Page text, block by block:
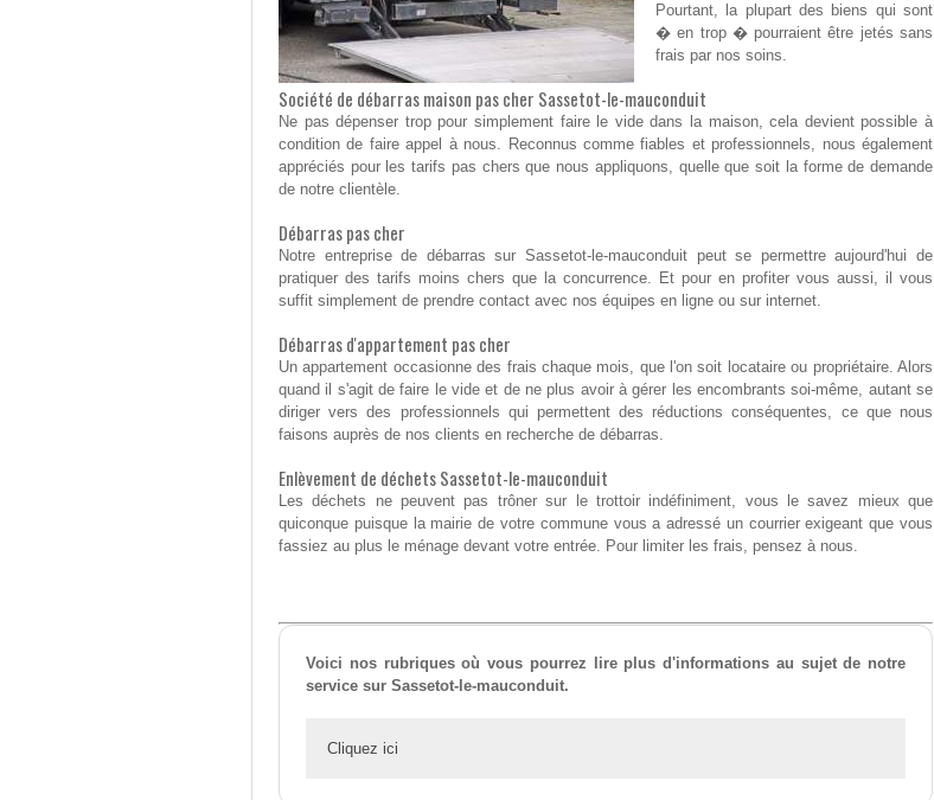
Pourtant, la plupart des biens qui sont
� en trop � pourraient être jetés sans
frais par nos soins.
Société de débarras maison pas cher Sassetot-le-mauconduit
Ne pas dépenser trop pour simplement faire le vide dans la maison, cela devient possible à
condition de faire appel à nous. Reconnus comme fiables et professionnels, nous également
appréciés pour les tarifs pas chers que nous appliquons, quelle que soit la forme de demande
de notre clientèle.
Débarras pas cher
Notre entreprise de débarras sur Sassetot-le-mauconduit peut se permettre aujourd'hui de
pratiquer des tarifs moins chers que la concurrence. Et pour en profiter vous aussi, il vous
suffit simplement de prendre contact avec nos équipes en ligne ou sur internet.
Débarras d'appartement pas cher
Un appartement occasionne des frais chaque mois, que l'on soit locataire ou propriétaire. Alors
quand il s'agit de faire le vide et de ne plus avoir à gérer les encombrants soi-même, autant se
diriger vers des professionnels qui permettent des réductions conséquentes, ce que nous
faisons auprès de nos clients en recherche de débarras.
Enlèvement de déchets Sassetot-le-mauconduit
Les déchets ne peuvent pas trôner sur le trottoir indéfiniment, vous le savez mieux que
quiconque puisque la mairie de votre commune vous a adressé un courrier exigeant que vous
fassiez au plus le ménage devant votre entrée. Pour limiter les frais, pensez à nous.
Voici nos rubriques où vous pourrez lire plus d'informations au sujet de notre
service sur Sassetot-le-mauconduit.
Cliquez ici